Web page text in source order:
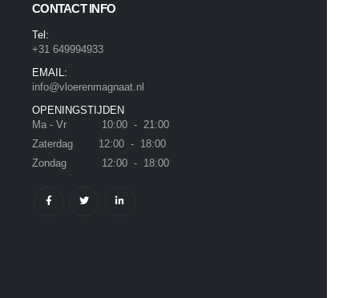
CONTACT INFO
Tel:
+31 649994933
EMAIL:
info@vloerenmagnaat.nl
OPENINGSTIJDEN
Ma - Vr 10:00 - 21:00
Zaterdag 12:00 - 18:00
Zondag 12:00 - 18:00